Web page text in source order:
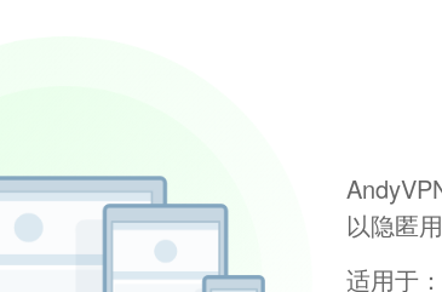
以隐匿
适用于：